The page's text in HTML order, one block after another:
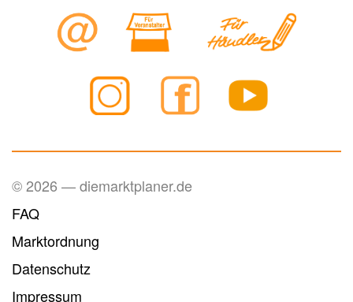
© 2026 — diemarktplaner.de
FAQ
Marktordnung
Datenschutz
Impressum